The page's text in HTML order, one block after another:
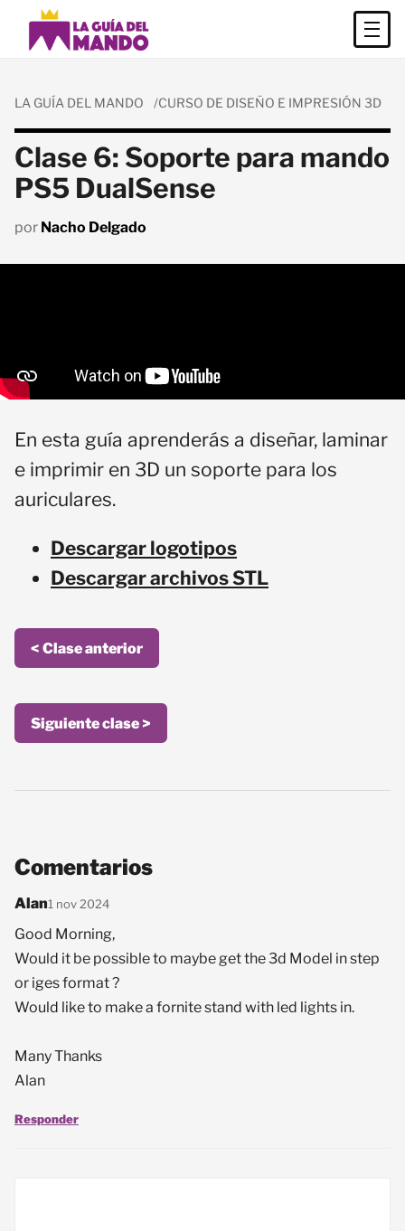
LA GUÍA DEL MANDO CURSO DE DISEÑO E IMPRESIÓN 3D
Clase 6: Soporte para mando
PS5 DualSense
por Nacho Delgado
En esta guía aprenderás a diseñar, laminar
e imprimir en 3D un soporte para los
auriculares.
Descargar logotipos
Descargar archivos STL
< Clase anterior
Siguiente clase >
Comentarios
Alan1 nov 2024
Good Morning,
Would it be possible to maybe get the 3d Model in step
or iges format ?
Would like to make a fornite stand with led lights in.
Many Thanks
Alan
Responder